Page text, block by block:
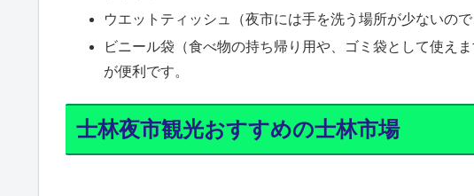
ウエットティッシュ（夜市には手を洗う場所が少ないので
ビニール袋（食べ物の持ち帰り用や、ゴミ袋として使え
が便利です。
士林夜市観光おすすめの士林市場